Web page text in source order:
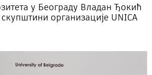
у Београду Владан Ђокић
организације UNICA